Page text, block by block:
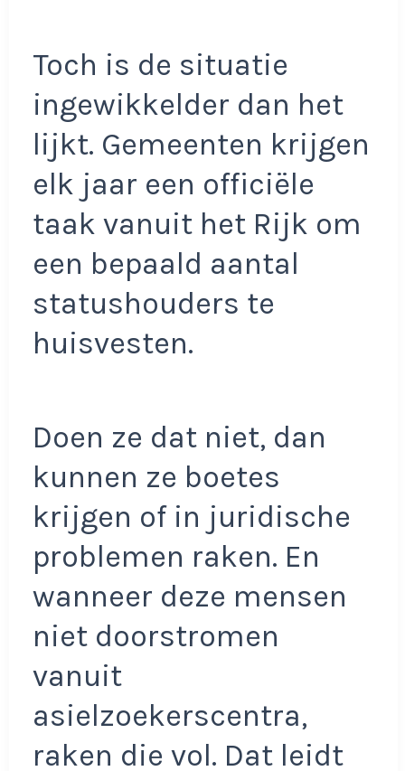
Toch is de situatie
ingewikkelder dan het
lijkt. Gemeenten krijgen
elk jaar een officiële
taak vanuit het Rijk om
een bepaald aantal
statushouders te
huisvesten.
Doen ze dat niet, dan
kunnen ze boetes
krijgen of in juridische
problemen raken. En
wanneer deze mensen
niet doorstromen
vanuit
asielzoekerscentra,
raken die vol. Dat leidt